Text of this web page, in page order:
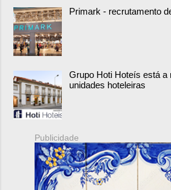
Primark - recrutamento
Grupo Hoti Hoteís está a
unidades hoteleiras
Publicidade